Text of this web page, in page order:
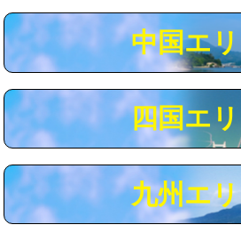
追加人工
※給水管工事は20mmまでの価格です
中国エ
四国エ
九州エ